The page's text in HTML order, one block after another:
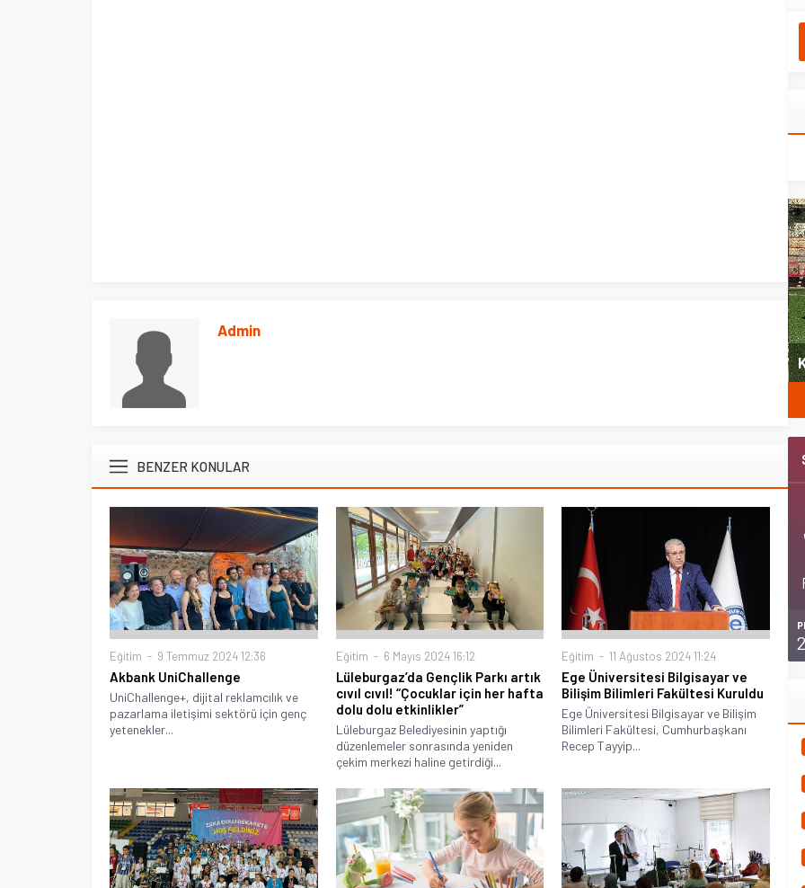
Admin
BENZER KONULAR
Eğitim 9 Temmuz 2024 12:36
Akbank UniChallenge
UniChallenge+, dijital reklamcılık ve
pazarlama iletişimi sektörü için genç
yetenekler...
Eğitim 6 Mayıs 2024 16:12
Lüleburgaz’da Gençlik Parkı artık
cıvıl cıvıl! “Çocuklar için her hafta
dolu dolu etkinlikler”
Lüleburgaz Belediyesinin yaptığı
düzenlemeler sonrasında yeniden
çekim merkezi haline getirdiği...
Eğitim 11 Ağustos 2024 11:24
Ege Üniversitesi Bilgisayar ve
Bilişim Bilimleri Fakültesi Kuruldu
Ege Üniversitesi Bilgisayar ve Bilişim
Bilimleri Fakültesi, Cumhurbaşkanı
Recep Tayyip...
Ege Üniversitesi Spor Kulübüne yeni